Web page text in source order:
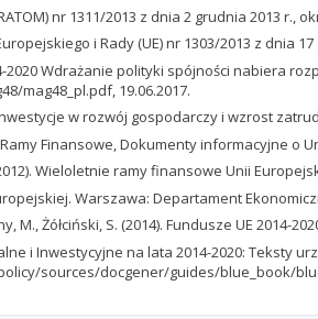
nr 1311/2013 z dnia 2 grudnia 2013
i Rady (UE) nr 1303/2013 z dnia
2020 Wdrażanie polityki spójności nabiera
mag48_pl.pdf, 19.06.2017.
w rozwój gospodarczy i wzrost
Finansowe, Dokumenty informacyjne
Wieloletnie ramy finansowe Unii
Warszawa: Departament
M., Żółciński, S. (2014). Fundusze UE 2014-
i Inwestycyjne na lata 2014-2020: Teksty
sources/docgener/guides/blue_book/